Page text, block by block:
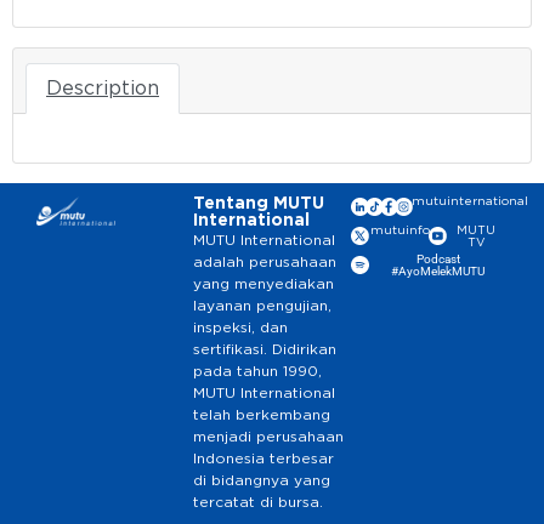
Description
Tentang MUTU
International
MUTU International
adalah perusahaan
yang menyediakan
layanan pengujian,
inspeksi, dan
sertifikasi. Didirikan
pada tahun 1990,
MUTU International
telah berkembang
menjadi perusahaan
Indonesia terbesar
di bidangnya yang
tercatat di bursa.
mutuinternational
mutuinfo
MUTU
TV
Podcast
#AyoMelekMUTU